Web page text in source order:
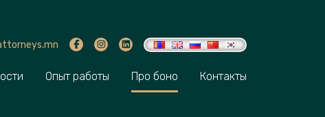
Опыт работы Про боно Контакты